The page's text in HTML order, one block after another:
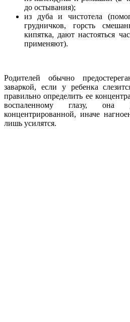
до остывания);
из дуба и чистотела
грудничков, горсть
кипятка, дают настояться
применяют).
Родителей обычно
заваркой, если у ребенка
правильно определить ее
воспаленному глазу,
концентрированной, иначе
лишь усилятся.